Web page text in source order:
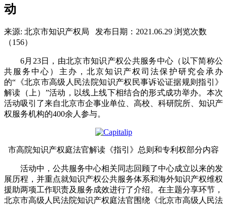
动
来源: 北京市知识产权局 发布日期：2021.06.29 浏览次数
（156）
6月23日，由北京市知识产权公共服务中心（以下简称公
共服务中心）主办，北京知识产权司法保护研究会承办
的“《北京市高级人民法院知识产权民事诉讼证据规则指引》
解读（上）”活动，以线上线下相结合的形式成功举办。本次
活动吸引了来自北京市企事业单位、高校、科研院所、知识产
权服务机构的400余人参与。
市高院知识产权庭法官解读《指引》总则和专利权部分内容
活动中，公共服务中心相关同志回顾了中心成立以来的发
展历程，并重点就知识产权公共服务体系和海外知识产权维权
援助两项工作职责及服务成效进行了介绍。在主题分享环节，
北京市高级人民法院知识产权庭法官围绕《北京市高级人民法